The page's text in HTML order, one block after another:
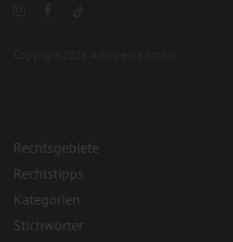
Rechtsgebiete
Rechtstipps
Kategorien
Stichwörter